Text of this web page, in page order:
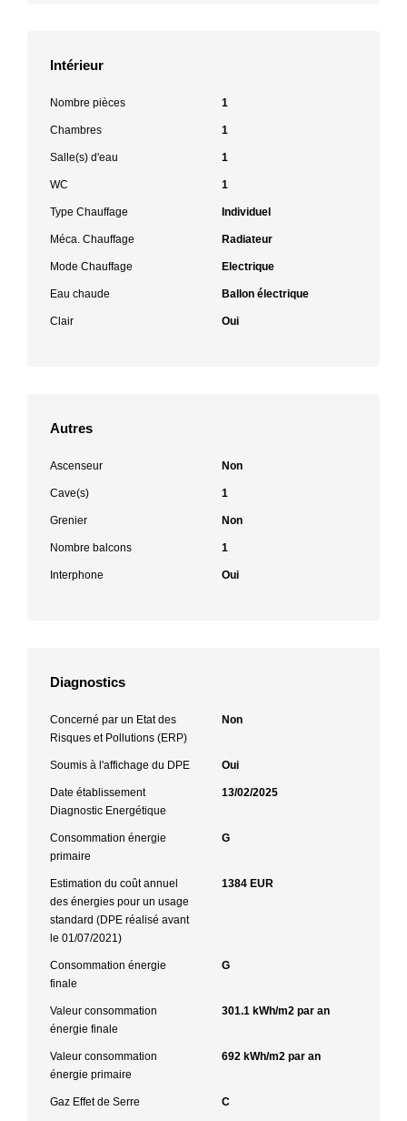
Intérieur
Nombre pièces 1
Chambres 1
Salle(s) d'eau 1
WC 1
Type Chauffage Individuel
Méca. Chauffage Radiateur
Mode Chauffage Electrique
Eau chaude Ballon électrique
Clair Oui
Autres
Ascenseur Non
Cave(s) 1
Grenier Non
Nombre balcons 1
Interphone Oui
Diagnostics
Concerné par un Etat des
Risques et Pollutions (ERP)
Non
Soumis à l'affichage du DPE Oui
Date établissement
Diagnostic Energétique
13/02/2025
Consommation énergie
primaire
G
Estimation du coût annuel
des énergies pour un usage
standard (DPE réalisé avant
le 01/07/2021)
1384 EUR
Consommation énergie
finale
G
Valeur consommation
énergie finale
301.1 kWh/m2 par an
Valeur consommation
énergie primaire
692 kWh/m2 par an
Gaz Effet de Serre C